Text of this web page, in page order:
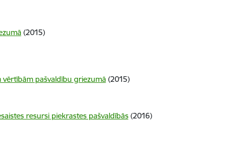
(2015)
pašvaldību griezumā (2015)
resursi piekrastes pašvaldībās(2016)